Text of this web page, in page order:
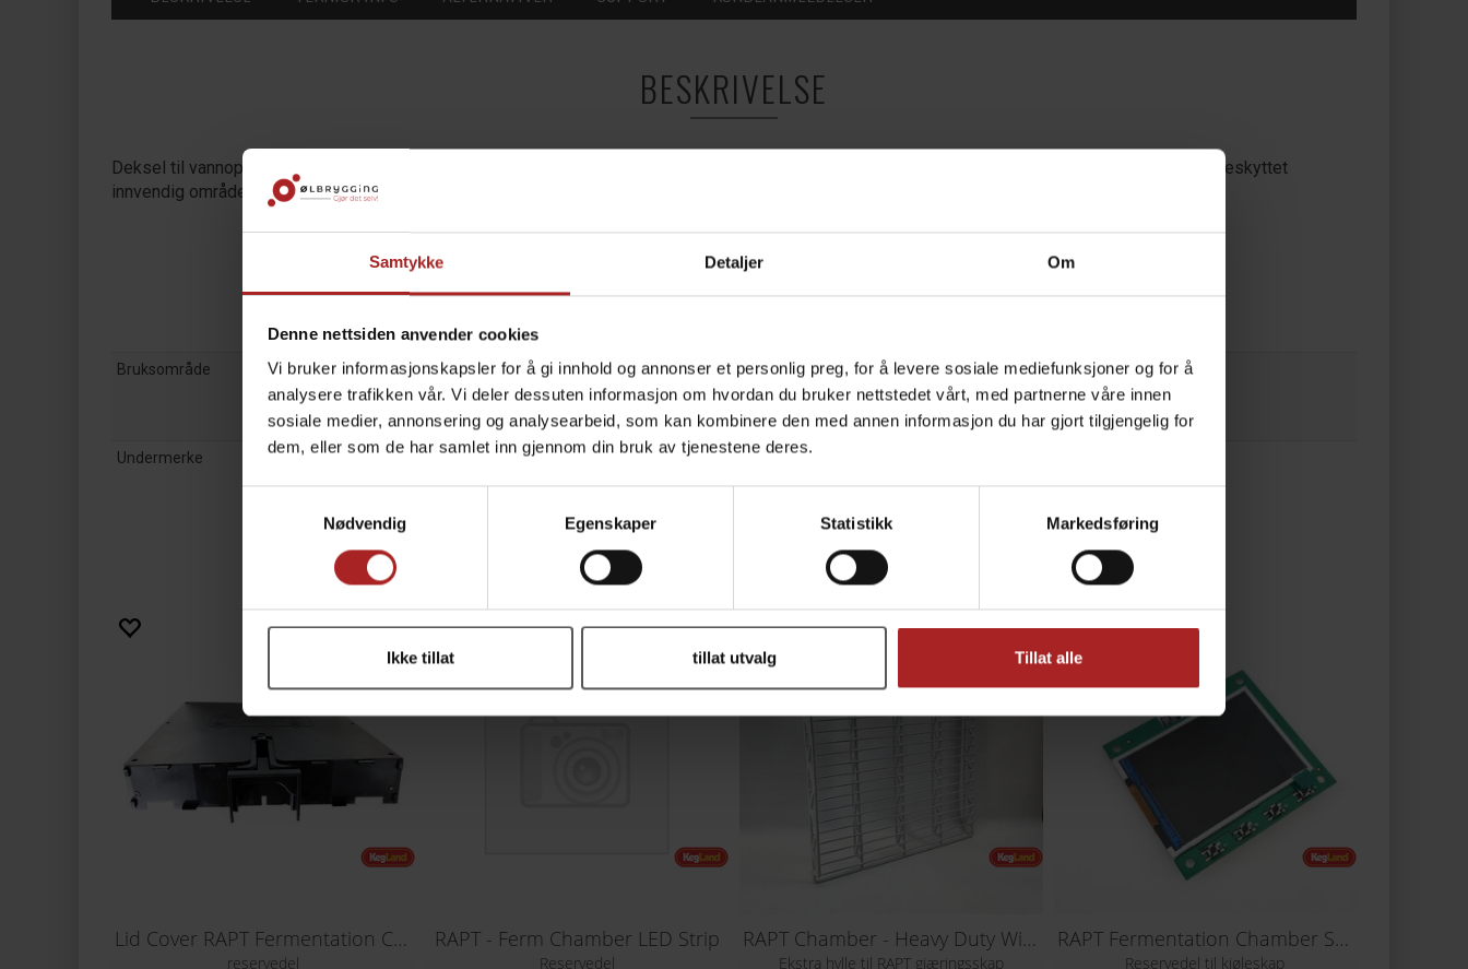
Samtykke Detaljer Om
Denne nettsiden anvender cookies
Vi bruker informasjonskapsler for å gi innhold og annonser et personlig preg, for å levere sosiale mediefunksjoner og for å
analysere trafikken vår. Vi deler dessuten informasjon om hvordan du bruker nettstedet vårt, med partnerne våre innen
sosiale medier, annonsering og analysearbeid, som kan kombinere den med annen informasjon du har gjort tilgjengelig for
dem, eller som de har samlet inn gjennom din bruk av tjenestene deres.
Nødvendig
Egenskaper Statistikk Markedsføring
Ikke tillat tillat utvalg Tillat alle
BESKRIVELSE
Deksel til vannoppsamler for RAPT Fermentation Chamber/Fridge. Monteres over vannoppsamleren i bunnen av enheten for et ryddigere og mer beskyttet
innvendig område. Passer til RAPT Fermentation Chamber/Fridge.
TEKNISK INFO
Bruksområde
Cider
Vin
Øl
Undermerke RAPT
ALTERNATIVER
Lid Cover RAPT Fermentation Chamber
reservedel
RAPT - Ferm Chamber LED Strip
Reservedel
RAPT Chamber - Heavy Duty Wire Shelf
Ekstra hylle til RAPT gjæringsskap
RAPT Fermentation Chamber Screen Board
Reservedel til kjøleskap